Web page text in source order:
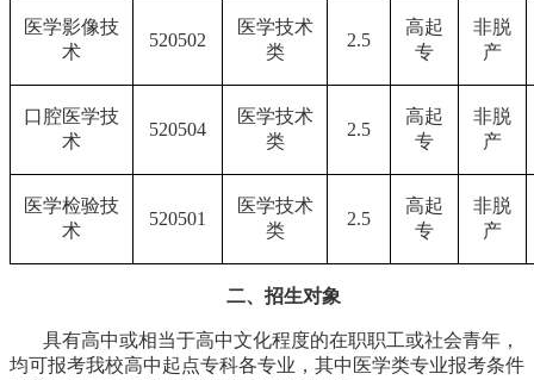
医学影像技
术
520502
医学技术
类
2.5
高起
专
非脱
产
口腔医学技
术
520504
医学技术
类
2.5
高起
专
非脱
产
医学检验技
术
520501
医学技术
类
2.5
高起
专
非脱
产
二、招生对象
具有高中或相当于高中文化程度的在职职工或社会青年，
均可报考我校高中起点专科各专业，其中医学类专业报考条件